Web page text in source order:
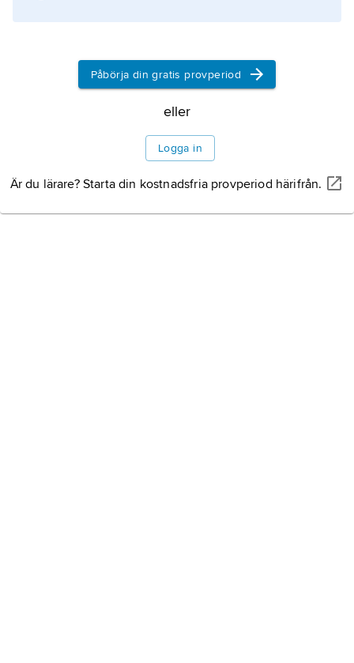
Påbörja din gratis provperiod
eller
Logga in
Är du lärare? Starta din kostnadsfria provperiod härifrån.